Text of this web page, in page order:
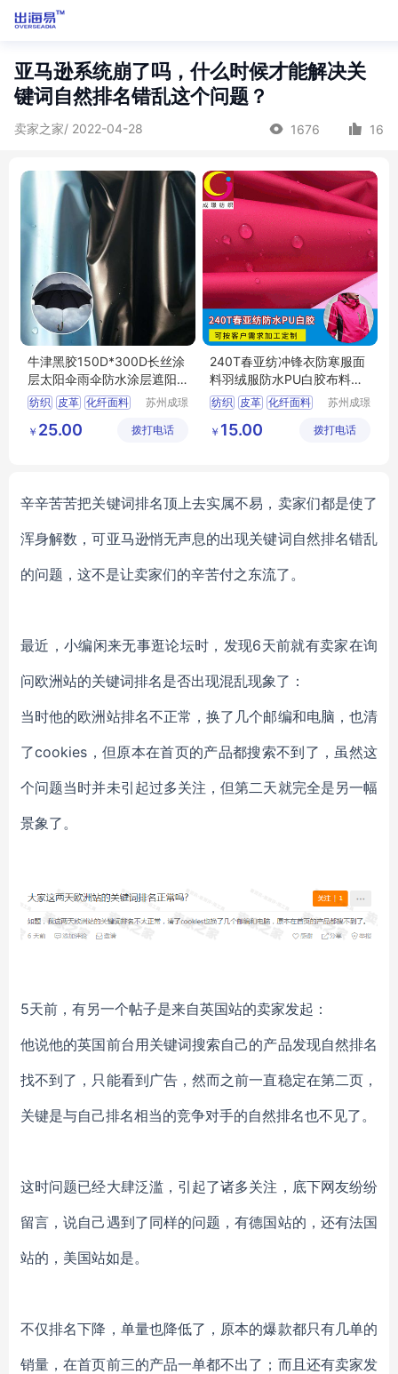
亚马逊系统崩了吗，什么时候才能解决关
键词自然排名错乱这个问题？
卖家之家/ 2022-04-28 1676 16
牛津黑胶150D*300D长丝涂
层太阳伞雨伞防水涂层遮阳
天幕面料
纺织 皮革 化纤面料
苏州成璟
有限公司
￥ 25.00 拨打电话
240T春亚纺冲锋衣防寒服面
料羽绒服防水PU白胶布料春
亚纺
纺织 皮革 化纤面料
苏州成璟
有限公司
￥ 15.00 拨打电话
辛辛苦苦把关键词排名顶上去实属不易，卖家们都是使了
浑身解数，可亚马逊悄无声息的出现关键词自然排名错乱
的问题，这不是让卖家们的辛苦付之东流了。
最近，小编闲来无事逛论坛时，发现6天前就有卖家在询
问欧洲站的关键词排名是否出现混乱现象了：
当时他的欧洲站排名不正常，换了几个邮编和电脑，也清
了cookies，但原本在首页的产品都搜索不到了，虽然这
个问题当时并未引起过多关注，但第二天就完全是另一幅
景象了。
5天前，有另一个帖子是来自英国站的卖家发起：
他说他的英国前台用关键词搜索自己的产品发现自然排名
找不到了，只能看到广告，然而之前一直稳定在第二页，
关键是与自己排名相当的竞争对手的自然排名也不见了。
这时问题已经大肆泛滥，引起了诸多关注，底下网友纷纷
留言，说自己遇到了同样的问题，有德国站的，还有法国
站的，美国站如是。
不仅排名下降，单量也降低了，原本的爆款都只有几单的
销量，在首页前三的产品一单都不出了；而且还有卖家发